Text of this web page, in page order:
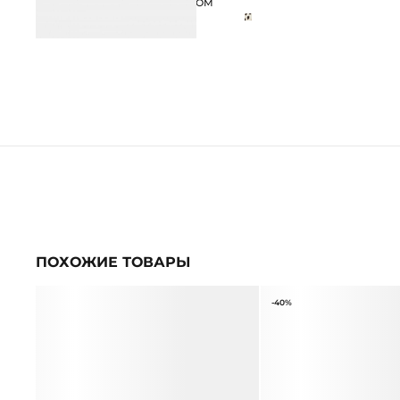
АНИМАЛИСТИЧНЫМ ПРИНТОМ
ПОХОЖИЕ ТОВАРЫ
-40%